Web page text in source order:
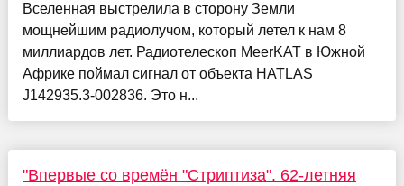
Вселенная выстрелила в сторону Земли
мощнейшим радиолучом, который летел к нам 8
миллиардов лет. Радиотелескоп MeerKAT в Южной
Африке поймал сигнал от объекта HATLAS
J142935.3-002836. Это н...
"Впервые со времён "Стриптиза". 62-летняя